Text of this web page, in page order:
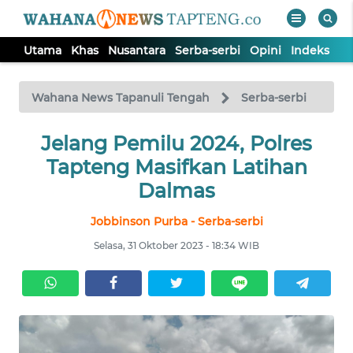
Utama Khas Nusantara Serba-serbi Opini Indeks
Wahana News Tapanuli Tengah Serba-serbi
Jelang Pemilu 2024, Polres
Tapteng Masifkan Latihan
Dalmas
Jobbinson Purba - Serba-serbi
Selasa, 31 Oktober 2023 - 18:34 WIB
TV
Tutup
UTAMA
SERBA-
SERBI
OPINI